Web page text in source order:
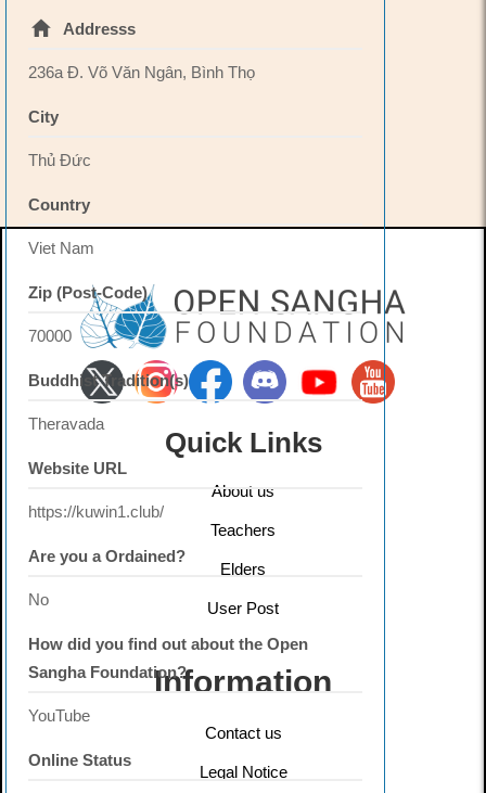
Addresss
236a Đ. Võ Văn Ngân, Bình Thọ
City
Thủ Đức
Country
Viet Nam
Zip (Post-Code)
70000
Buddhist Tradition(s)
Theravada
Website URL
https://kuwin1.club/
Are you a Ordained?
No
How did you find out about the Open
Sangha Foundation?
YouTube
Online Status
Quick Links
About us
Teachers
Elders
User Post
Information
Contact us
Legal Notice